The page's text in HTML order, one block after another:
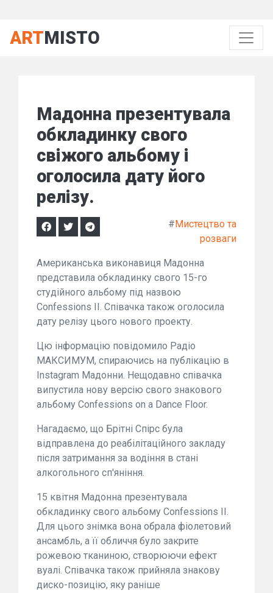
ARTMISTO
Мадонна презентувала
обкладинку свого
свіжого альбому і
оголосила дату його
релізу.
#Мистецтво та
розваги
Американська виконавиця Мадонна
представила обкладинку свого 15-го
студійного альбому під назвою
Confessions II. Співачка також оголосила
дату релізу цього нового проекту.
Цю інформацію повідомило Радіо
МАКСИМУМ, спираючись на публікацію в
Instagram Мадонни. Нещодавно співачка
випустила нову версію свого знакового
альбому Confessions on a Dance Floor.
Нагадаємо, що Брітні Спірс була
відправлена до реабілітаційного закладу
після затримання за водіння в стані
алкогольного сп'яніння.
15 квітня Мадонна презентувала
обкладинку свого альбому Confessions II.
Для цього знімка вона обрала фіолетовий
ансамбль, а її обличчя було закрите
рожевою тканиною, створюючи ефект
вуалі. Співачка також прийняла знакову
диско-позицію, яку раніше